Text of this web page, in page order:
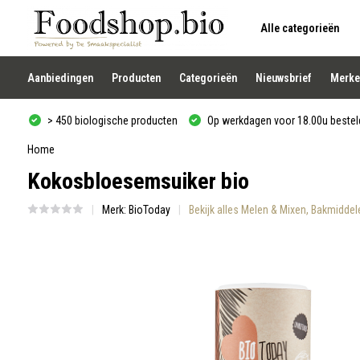
Alle categorieën
Gebruik
de
pijltjes
op
en
neer
een
resultaat
selecteren.
Druk
Enter
Aanbiedingen Producten Categorieën Nieuwsbrief
> 450 biologische producten Op werkdagen voor 18.00u
Home
Kokosbloesemsuiker bio
Merk: BioToday Bekijk alles Melen & Mixen,